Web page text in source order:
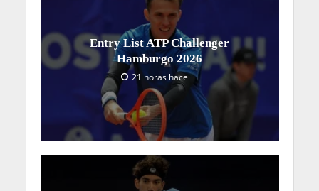
Entry List ATP Challenger
Hamburgo 2026
21 horas hace